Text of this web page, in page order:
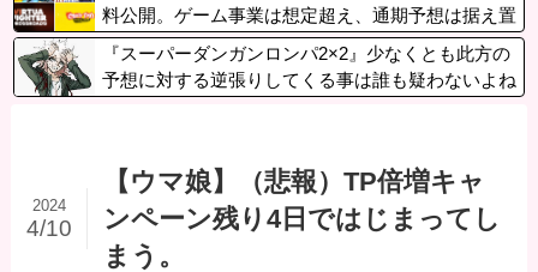
料公開。ゲーム事業は想定超え、通期予想は据え置
き
『スーパーダンガンロンパ2×2』少なくとも此方の
予想に対する逆張りしてくる事は誰も疑わないよね
【ウマ娘】（悲報）TP倍増キャ
ンペーン残り4日ではじまってし
まう。
2024
4/10